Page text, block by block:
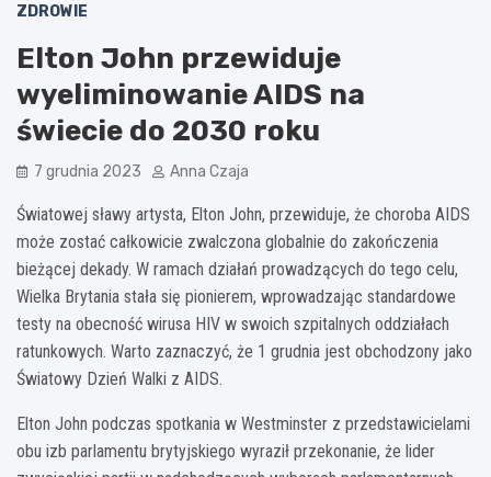
ZDROWIE
Elton John przewiduje
wyeliminowanie AIDS na
świecie do 2030 roku
7 grudnia 2023 Anna Czaja
Światowej sławy artysta, Elton John, przewiduje, że choroba AIDS
może zostać całkowicie zwalczona globalnie do zakończenia
bieżącej dekady. W ramach działań prowadzących do tego celu,
Wielka Brytania stała się pionierem, wprowadzając standardowe
testy na obecność wirusa HIV w swoich szpitalnych oddziałach
ratunkowych. Warto zaznaczyć, że 1 grudnia jest obchodzony jako
Światowy Dzień Walki z AIDS.
Elton John podczas spotkania w Westminster z przedstawicielami
obu izb parlamentu brytyjskiego wyraził przekonanie, że lider